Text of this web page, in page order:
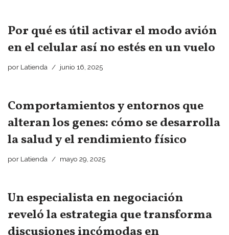
Por qué es útil activar el modo avión
en el celular así no estés en un vuelo
por Latienda junio 16, 2025
Comportamientos y entornos que
alteran los genes: cómo se desarrolla
la salud y el rendimiento físico
por Latienda mayo 29, 2025
Un especialista en negociación
reveló la estrategia que transforma